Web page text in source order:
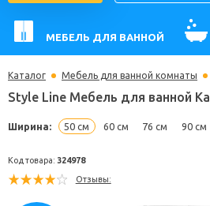
МЕБЕЛЬ ДЛЯ ВАННОЙ
Каталог Мебель для ванной комнаты
Style Line Мебель для
Ширина: 50 см